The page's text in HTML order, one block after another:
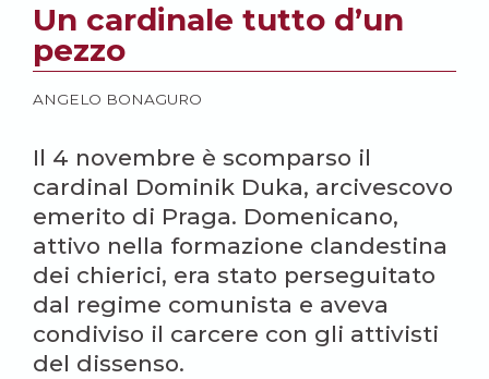
Un cardinale tutto d’un
pezzo
ANGELO BONAGURO
Il 4 novembre è scomparso il
cardinal Dominik Duka, arcivescovo
emerito di Praga. Domenicano,
attivo nella formazione clandestina
dei chierici, era stato perseguitato
dal regime comunista e aveva
condiviso il carcere con gli attivisti
del dissenso.